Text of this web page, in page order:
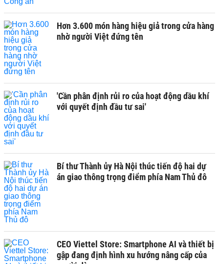
Hơn 3.600 món hàng hiệu giả trong cửa hàng
nhờ người Việt đứng tên
'Cần phân định rủi ro của hoạt động dầu khí
với quyết định đầu tư sai'
Bí thư Thành ủy Hà Nội thúc tiến độ hai dự
án giao thông trọng điểm phía Nam Thủ đô
CEO Viettel Store: Smartphone AI và thiết bị
gập đang định hình xu hướng nâng cấp của